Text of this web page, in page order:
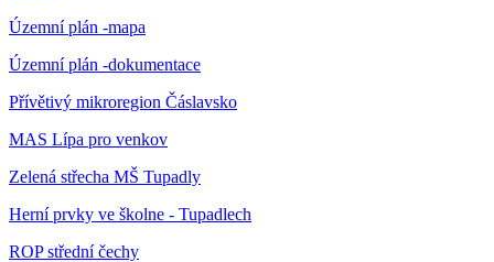
Územní plán -mapa
Územní plán -dokumentace
Přívětivý mikroregion Čáslavsko
MAS Lípa pro venkov
Zelená střecha MŠ Tupadly
Herní prvky ve školne - Tupadlech
ROP střední čechy